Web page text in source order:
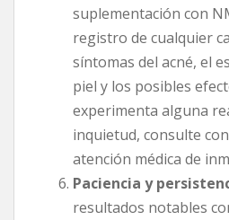
suplementación con
registro de cualquier
síntomas del acné, el
piel y los posibles
experimenta alguna
inquietud, consulte
atención médica de
Paciencia y
resultados notables